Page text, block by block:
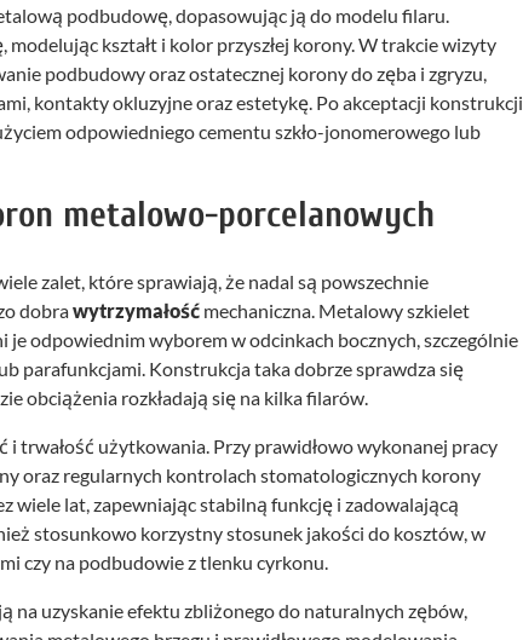
podbudowę, dopasowując ją do modelu filaru.
kształt i kolor przyszłej korony. W trakcie wizyty
podbudowy oraz ostatecznej korony do zęba i zgryzu,
kontakty okluzyjne oraz estetykę. Po akceptacji konstrukcji
odpowiedniego cementu szkło-jonomerowego lub
metalowo-porcelanowych
zalet, które sprawiają, że nadal są powszechnie
dobrawytrzymałość mechaniczna. Metalowy szkielet
je odpowiednim wyborem w odcinkach bocznych, szczególnie
parafunkcjami. Konstrukcja taka dobrze sprawdza się
obciążenia rozkładają się na kilka filarów.
trwałość użytkowania. Przy prawidłowo wykonanej pracy
oraz regularnych kontrolach stomatologicznych korony
wiele lat, zapewniając stabilną funkcję i zadowalającą
stosunkowo korzystny stosunek jakości do kosztów, w
czy na podbudowie z tlenku cyrkonu.
na uzyskanie efektu zbliżonego do naturalnych zębów,